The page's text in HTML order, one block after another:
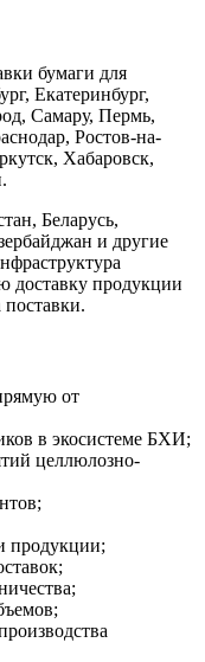
бумаги для
Екатеринбург,
Самару, Пермь,
Ростов-на-
Хабаровск,
Беларусь,
и другие
доставку продукции
поставки.
от
в экосистеме БХИ;
целлюлозно-
продукции;